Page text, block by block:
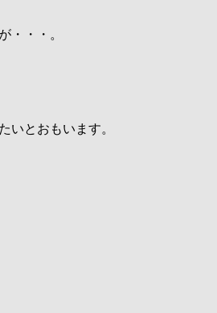
・・・。
いとおもいます。